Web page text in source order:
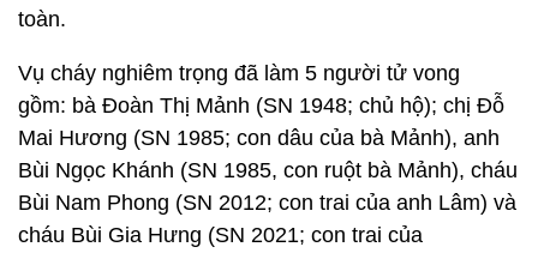
toàn.
Vụ cháy nghiêm trọng đã làm 5 người tử vong
gồm: bà Đoàn Thị Mảnh (SN 1948; chủ hộ); chị Đỗ
Mai Hương (SN 1985; con dâu của bà Mảnh), anh
Bùi Ngọc Khánh (SN 1985, con ruột bà Mảnh), cháu
Bùi Nam Phong (SN 2012; con trai của anh Lâm) và
cháu Bùi Gia Hưng (SN 2021; con trai của